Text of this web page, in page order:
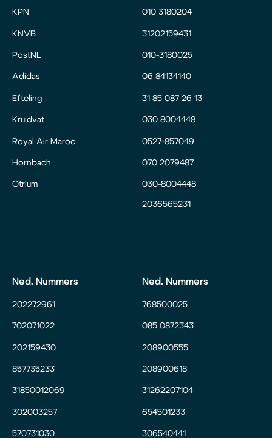
KPN
KNVB
PostNL
Adidas
Efteling
Kruidvat
Royal Air Maroc
Hornbach
Otrium
010 3180204
31202159431
010-3180025
06 84134140
31 85 087 26 13
030 8004448
0527-857049
070 2079487
030-8004448
2036565231
Ned. Nummers
202272961
702071022
202159430
857735233
31850012069
302003257
570731030
Ned. Nummers
768500025
085 0872343
208900555
208900618
31262207104
654501233
306540441